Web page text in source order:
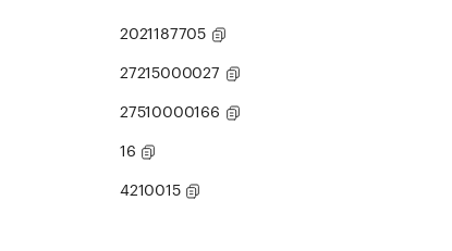
2021187705
27215000027
27510000166
16
4210015